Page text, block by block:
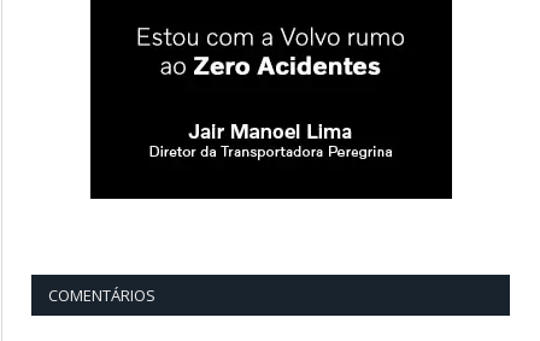
COMENTÁRIOS